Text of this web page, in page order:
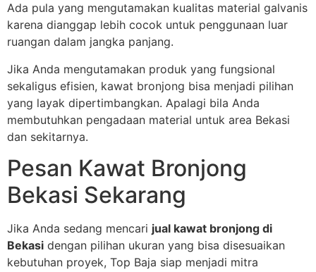
Ada pula yang mengutamakan kualitas material galvanis
karena dianggap lebih cocok untuk penggunaan luar
ruangan dalam jangka panjang.
Jika Anda mengutamakan produk yang fungsional
sekaligus efisien, kawat bronjong bisa menjadi pilihan
yang layak dipertimbangkan. Apalagi bila Anda
membutuhkan pengadaan material untuk area Bekasi
dan sekitarnya.
Pesan Kawat Bronjong
Bekasi Sekarang
Jika Anda sedang mencari jual kawat bronjong di
Bekasi dengan pilihan ukuran yang bisa disesuaikan
kebutuhan proyek, Top Baja siap menjadi mitra